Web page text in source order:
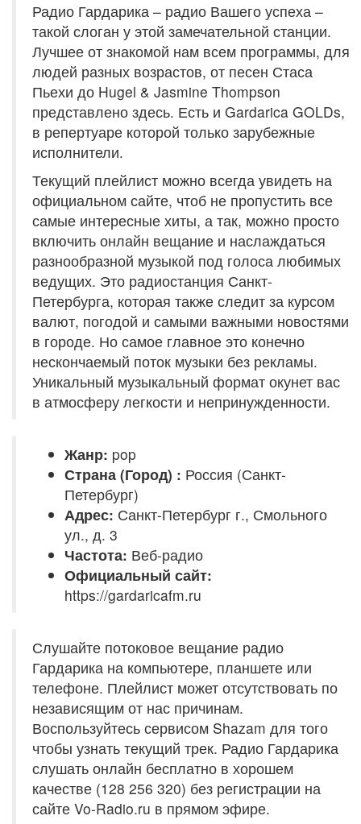
Радио Гардарика – радио Вашего успеха –
такой слоган у этой замечательной станции.
Лучшее от знакомой нам всем программы, для
людей разных возрастов, от песен Стаса
Пьехи до Hugel & Jasmine Thompson
представлено здесь. Есть и Gardarica GOLDs,
в репертуаре которой только зарубежные
исполнители.
Текущий плейлист можно всегда увидеть на
официальном сайте, чтоб не пропустить все
самые интересные хиты, а так, можно просто
включить онлайн вещание и наслаждаться
разнообразной музыкой под голоса любимых
ведущих. Это радиостанция Санкт-
Петербурга, которая также следит за курсом
валют, погодой и самыми важными новостями
в городе. Но самое главное это конечно
нескончаемый поток музыки без рекламы.
Уникальный музыкальный формат окунет вас
в атмосферу легкости и непринужденности.
Жанр: pop
Страна (Город) : Россия (Санкт-
Петербург)
Адрес: Санкт-Петербург г., Смольного
ул., д. 3
Частота: Веб-радио
Официальный сайт:
https://gardaricafm.ru
Слушайте потоковое вещание радио
Гардарика на компьютере, планшете или
телефоне. Плейлист может отсутствовать по
независящим от нас причинам.
Воспользуйтесь сервисом Shazam для того
чтобы узнать текущий трек. Радио Гардарика
слушать онлайн бесплатно в хорошем
качестве (128 256 320) без регистрации на
сайте Vo-Radio.ru в прямом эфире.